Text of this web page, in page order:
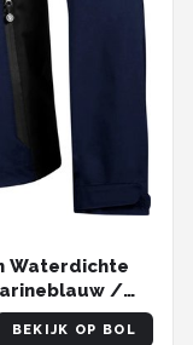
Waterdichte
/
BEKIJK OP BOL